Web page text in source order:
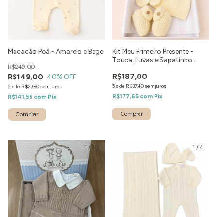
Macacão Poá - Amarelo e Bege
R$149,00
R$249,00
40% OFF
5xde R$29,80 sem juros
R$141,55 com Pix
Comprar
Kit Meu Primeiro Presente -
Touca, Luvas e Sapatinho
R$187,00
5xde R$37,40 sem juros
R$177,65 com Pix
Comprar
1 / 10 1 / 4